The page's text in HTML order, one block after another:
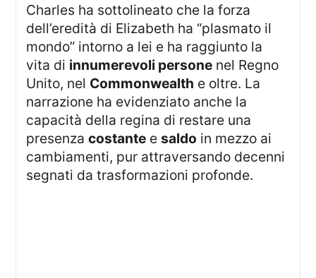
Charles ha sottolineato che la forza
dell’eredità di Elizabeth ha “plasmato il
mondo” intorno a lei e ha raggiunto la
vita di innumerevoli persone nel Regno
Unito, nel Commonwealth e oltre. La
narrazione ha evidenziato anche la
capacità della regina di restare una
presenzacostante esaldo in mezzo ai
cambiamenti, pur attraversando decenni
segnati da trasformazioni profonde.